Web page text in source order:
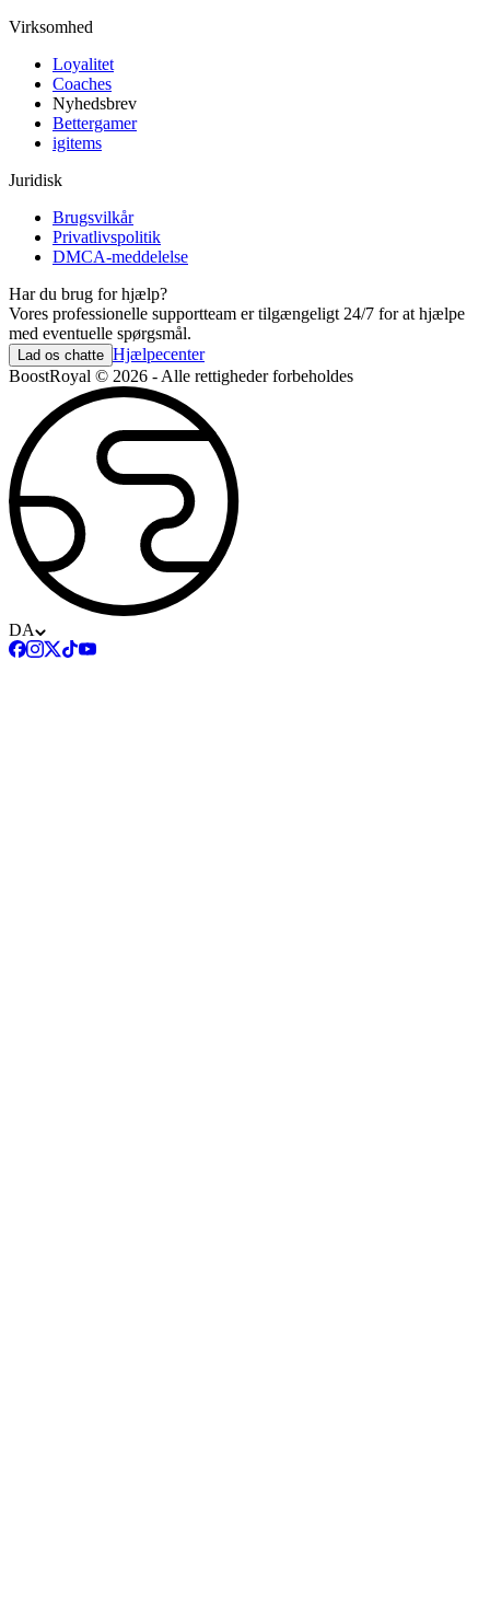
Virksomhed
Loyalitet
Coaches
Nyhedsbrev
Bettergamer
igitems
Juridisk
Brugsvilkår
Privatlivspolitik
DMCA-meddelelse
Har du brug for hjælp?
Vores professionelle supportteam er tilgængeligt 24/7 for at hjælpe
med eventuelle spørgsmål.
Lad os chatte Hjælpecenter
BoostRoyal © 2026 - Alle rettigheder forbeholdes
DA